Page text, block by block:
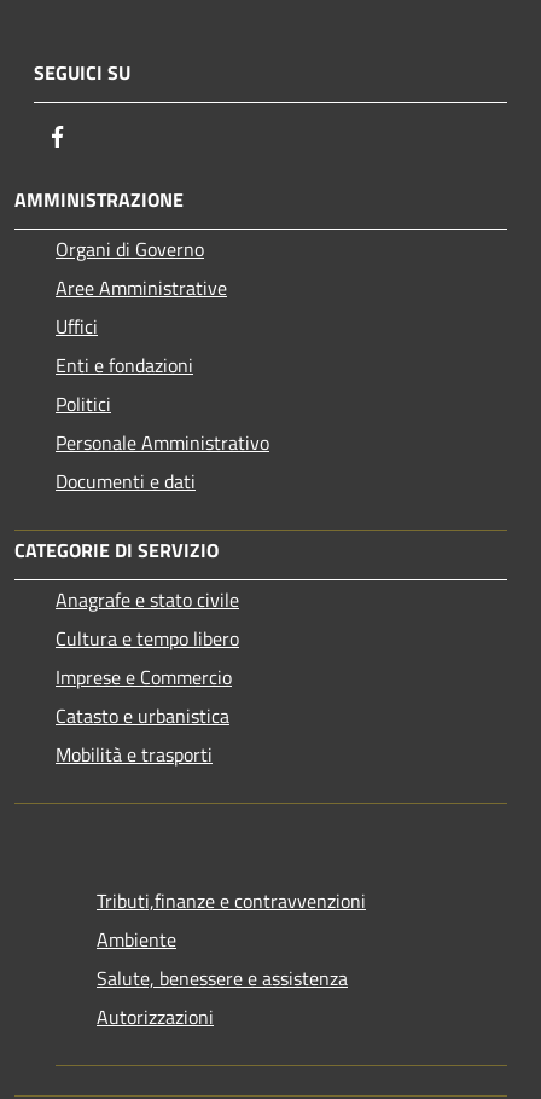
SEGUICI SU
AMMINISTRAZIONE
Organi di Governo
Aree Amministrative
Uffici
Enti e fondazioni
Politici
Personale Amministrativo
Documenti e dati
CATEGORIE DI SERVIZIO
Anagrafe e stato civile
Cultura e tempo libero
Imprese e Commercio
Catasto e urbanistica
Mobilità e trasporti
Tributi,finanze e contravvenzioni
Ambiente
Salute, benessere e assistenza
Autorizzazioni